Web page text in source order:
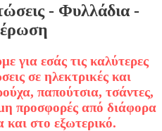
- Φυλλάδια -
για εσάς τις καλύτερες
σε ηλεκτρικές και
παπούτσια, τσάντες,
προσφορές από διάφορα
στο εξωτερικό.